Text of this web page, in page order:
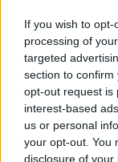
If you wish to
processing of
targeted
section to
opt-out request is
interest-based
us or personal
your opt-out. You
disclosure of
This
is
a
modal
The media
the server or